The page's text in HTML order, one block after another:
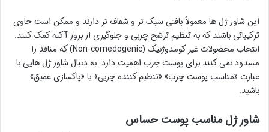
این شاور ژل ها معمولاً بافتی سبک تر و شفاف تر دارند و ممکن است حاوی
ترکیباتی باشند که به تنظیم ترشح چربی و جلوگیری از بروز آکنه کمک کنند.
انتخاب محصولات غیر کومدوژنیک (Non-comedogenic) که منافذ را
مسدود نمی کنند برای پوست چرب اهمیت دارد. به دنبال شاور ژل هایی با
عبارت «مناسب پوست چرب» «تنظیم کننده چربی» یا «پاکسازی عمیق»
باشید.
شاور ژل مناسب پوست حساس